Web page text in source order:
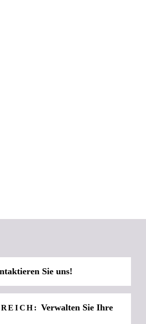
Sie uns!
Verwalten Sie Ihre